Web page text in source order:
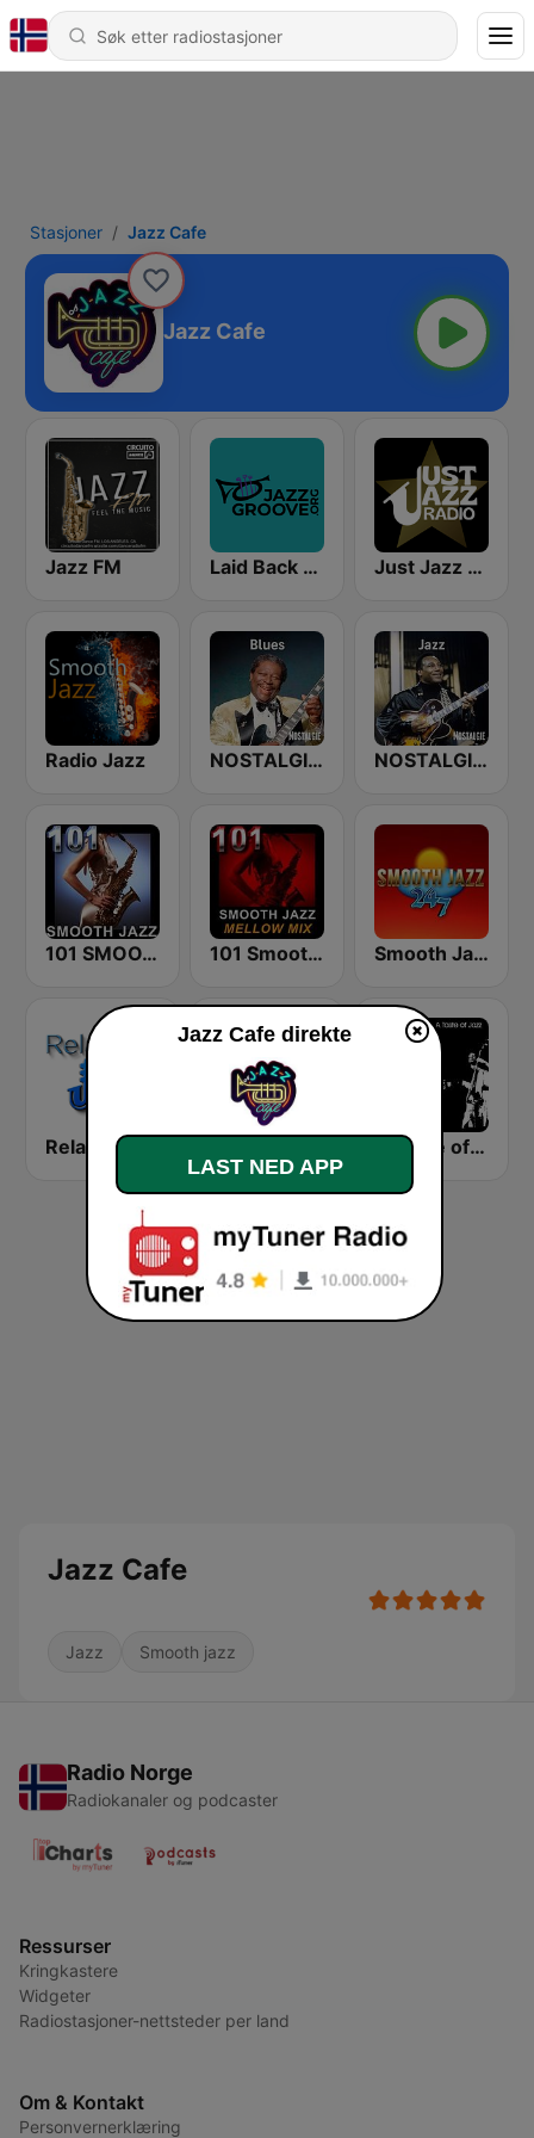
Stasjoner Jazz Cafe
Jazz Cafe
Jazz FM Laid Back Jazz Just Jazz Radio - Smooth Jazz
Radio Jazz NOSTALGIE BLUES NOSTALGIE JAZZ
101 SMOOTH JAZZ 101 Smooth Jazz Mellow Mix Smooth Jazz 247
A Taste of Jazz
Jazz Cafe
Jazz Smooth jazz
Radio Norge
Radiokanaler og podcaster
Ressurser
Kringkastere
Widgeter
Radiostasjoner-nettsteder per land
Om & Kontakt
Personvernerklæring
Jazz Cafe direkte
LAST NED APP